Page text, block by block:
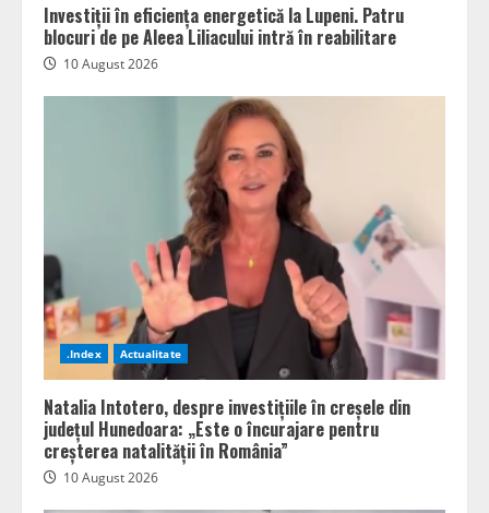
Investiții în eficiența energetică la Lupeni. Patru
blocuri de pe Aleea Liliacului intră în reabilitare
10 August 2026
.Index Actualitate
Natalia Intotero, despre investițiile în creșele din
județul Hunedoara: „Este o încurajare pentru
creșterea natalității în România”
10 August 2026